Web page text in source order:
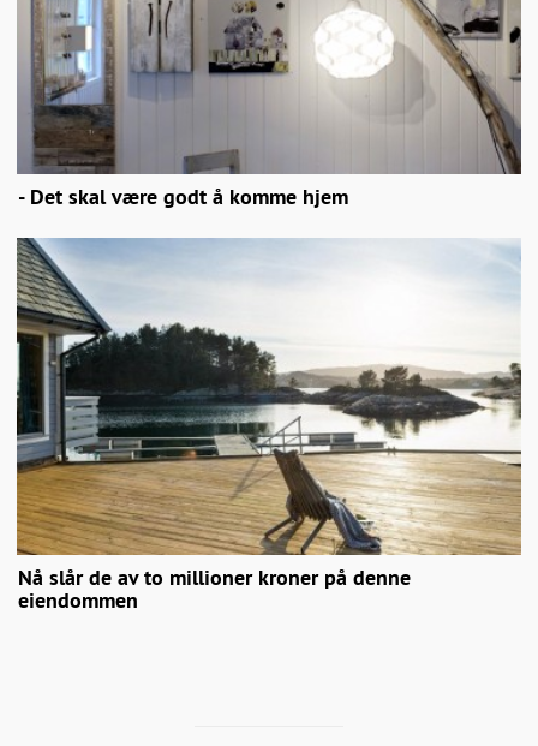
- Det skal være godt å komme hjem
Nå slår de av to millioner kroner på denne
eiendommen